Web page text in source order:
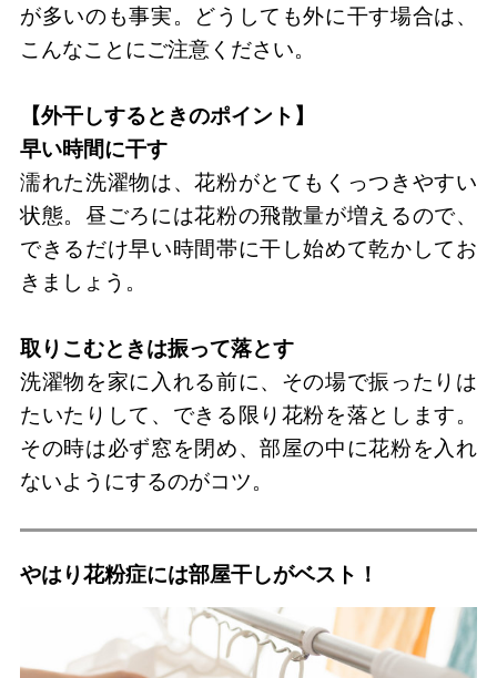
が多いのも事実。どうしても外に干す場合は、
こんなことにご注意ください。
【外干しするときのポイント】
早い時間に干す
濡れた洗濯物は、花粉がとてもくっつきやすい
状態。昼ごろには花粉の飛散量が増えるので、
できるだけ早い時間帯に干し始めて乾かしてお
きましょう。
取りこむときは振って落とす
洗濯物を家に入れる前に、その場で振ったりは
たいたりして、できる限り花粉を落とします。
その時は必ず窓を閉め、部屋の中に花粉を入れ
ないようにするのがコツ。
やはり花粉症には部屋干しがベスト！